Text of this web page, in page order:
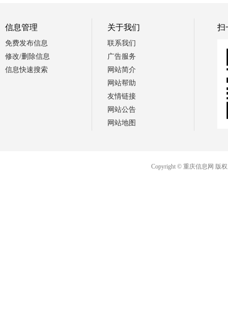
信息管理
免费发布信息
修改/删除信息
信息快速搜索
关于我们
联系我们
广告服务
网站简介
网站帮助
友情链接
网站公告
网站地图
扫
Copyright © 重庆信息网 版